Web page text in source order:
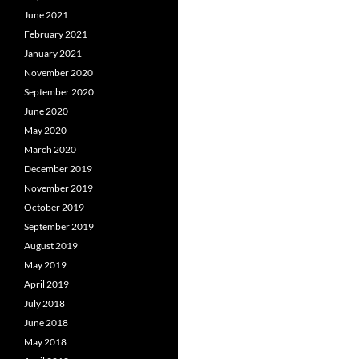
June 2021
February 2021
January 2021
November 2020
September 2020
June 2020
May 2020
March 2020
December 2019
November 2019
October 2019
September 2019
August 2019
May 2019
April 2019
July 2018
June 2018
May 2018